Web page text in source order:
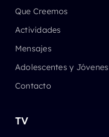
Que Creemos
Actividades
Mensajes
Adolescentes y Jóvenes
Contacto
TV